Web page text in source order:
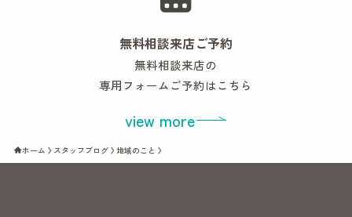
無料相談来店ご予約
無料相談来店の
専用フォームご予約はこちら
view more
ホーム スタッフブログ 地域のこと